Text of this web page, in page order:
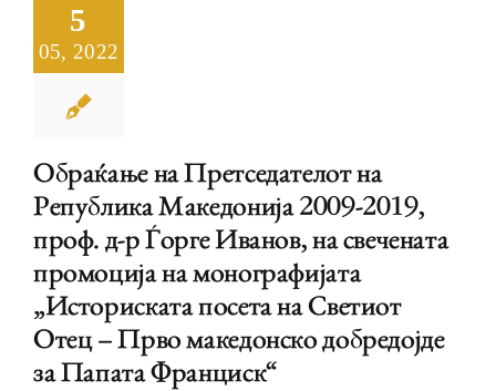
АКТИВНОСТИ
ОБРАЌАЊА
ШКОЛА ЗА МЛАДИ ЛИДЕРИ
5
05, 2022
Обраќање на Претседателот на
Република Македонија 2009-2019,
проф. д-р Ѓорге Иванов, на свечената
промоција на монографијата
„Историската посета на Светиот
Отец – Прво македонско добредојде
за Папата Франциск“